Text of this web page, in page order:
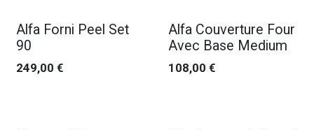
Alfa Forni Peel Set
90
249,00 €
Alfa Couverture Four
Avec Base Medium
108,00 €